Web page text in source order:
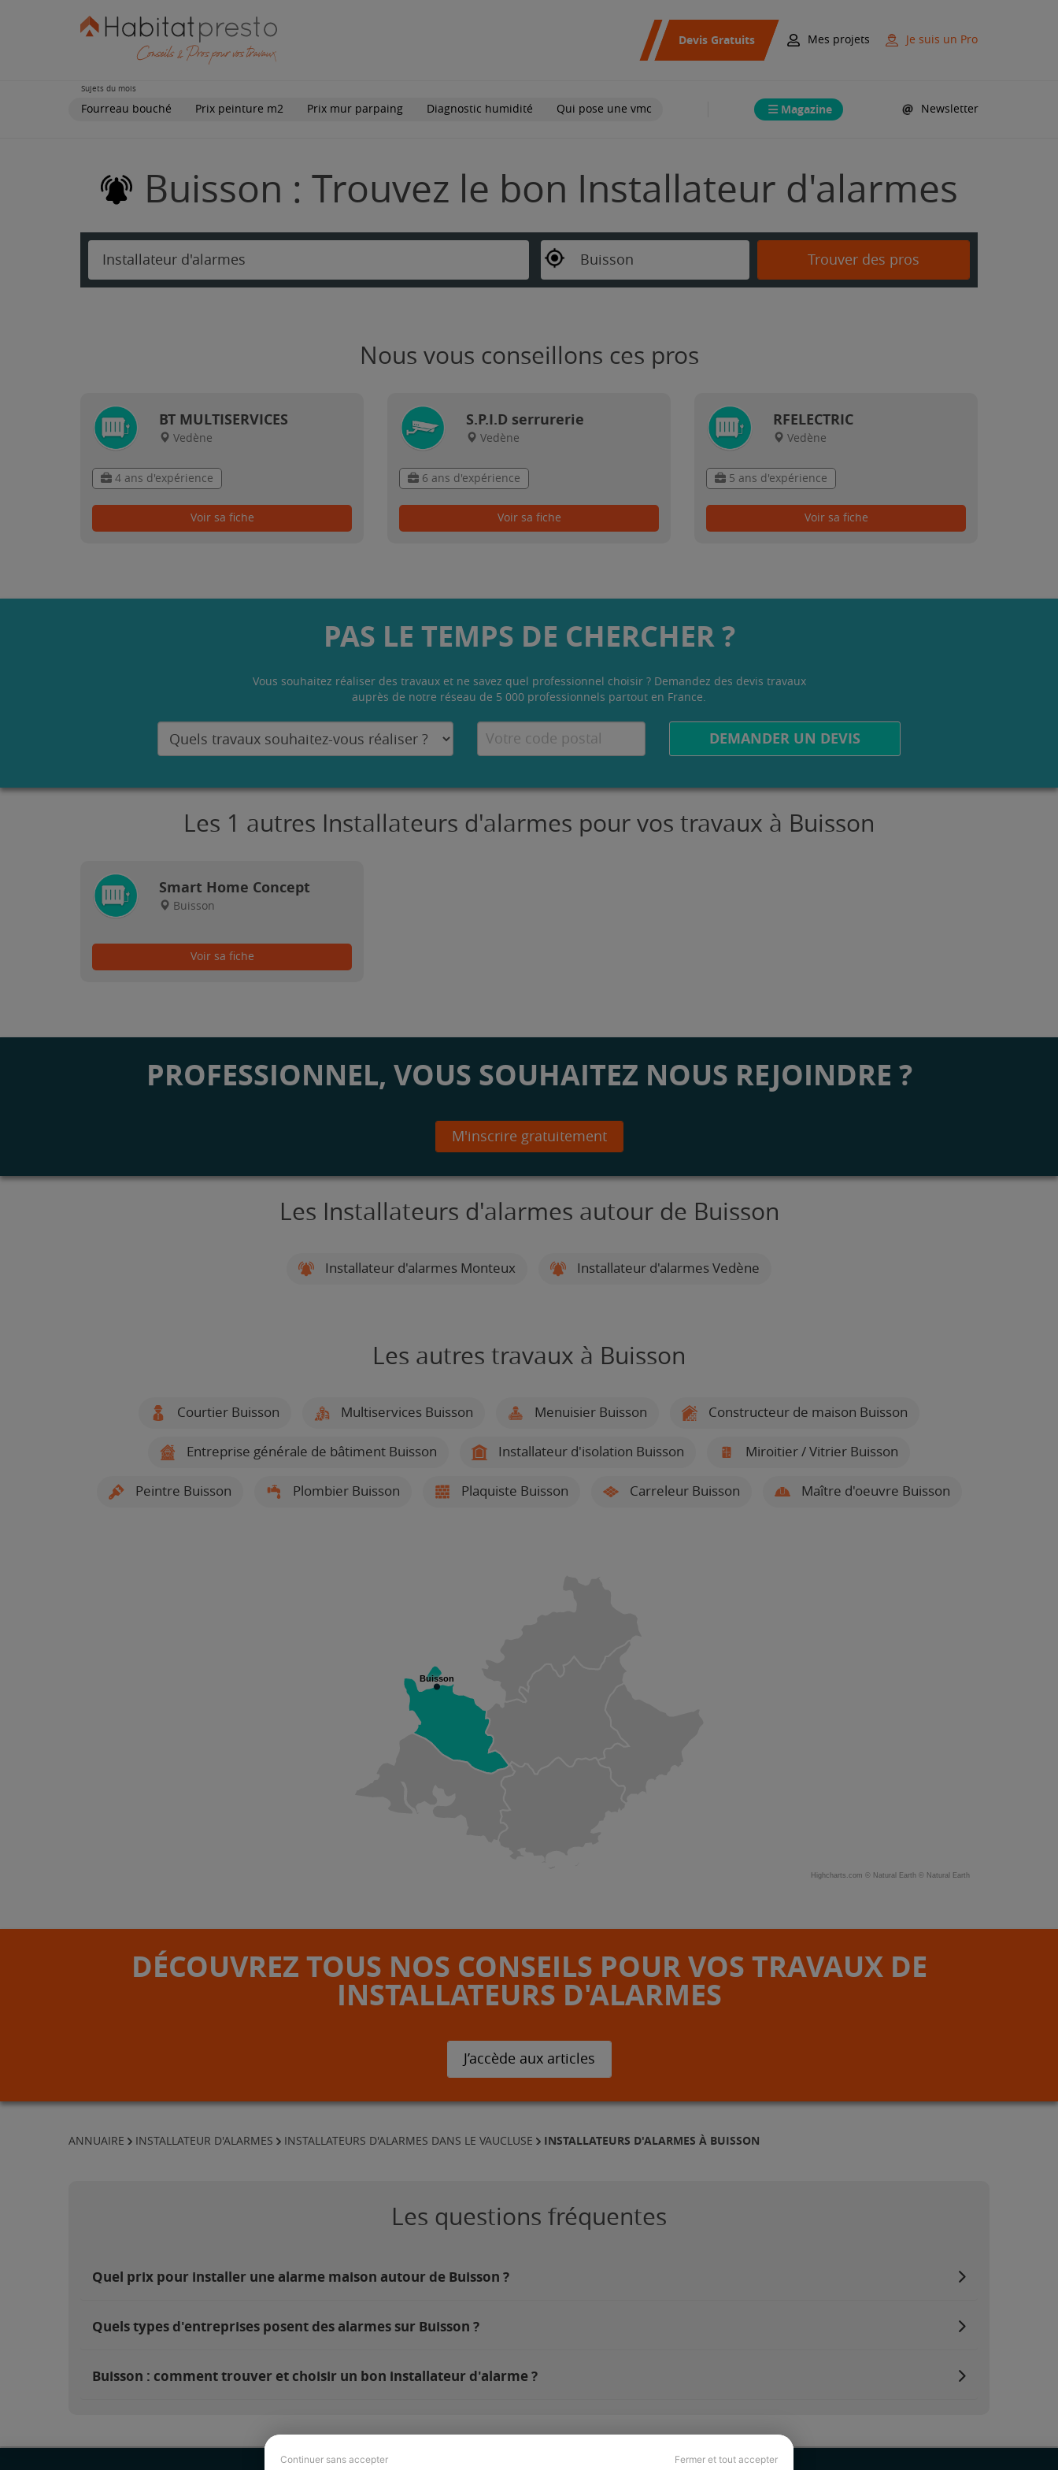
Continuer sans accepter Fermer et tout accepter
Devis Gratuits Mes projets Je suis un Pro
Sujets du mois
Fourreau bouché Prix peinture m2 Prix mur parpaing Diagnostic humidité Qui pose une vmc Magazine Newsletter
Buisson : Trouvez le bon Installateur d'alarmes
Installateur d'alarmes Buisson Trouver des pros
Nous vous conseillons ces pros
BT MULTISERVICES
Vedène
4 ans d'expérience
Voir sa fiche
S.P.I.D serrurerie
Vedène
6 ans d'expérience
Voir sa fiche
RFELECTRIC
Vedène
5 ans d'expérience
Voir sa fiche
PAS LE TEMPS DE CHERCHER ?
Vous souhaitez réaliser des travaux et ne savez quel professionnel choisir ? Demandez des devis travaux
auprès de notre réseau de 5 000 professionnels partout en France.
DEMANDER UN DEVIS
Les 1 autres Installateurs d'alarmes pour vos travaux à Buisson
Smart Home Concept
Buisson
Voir sa fiche
PROFESSIONNEL, VOUS SOUHAITEZ NOUS REJOINDRE ?
M'inscrire gratuitement
Les Installateurs d'alarmes autour de Buisson
Installateur d'alarmes Monteux Installateur d'alarmes Vedène
Les autres travaux à Buisson
Courtier Buisson Multiservices Buisson Menuisier Buisson Constructeur de maison Buisson
Entreprise générale de bâtiment Buisson Installateur d'isolation Buisson Miroitier / Vitrier Buisson
Peintre Buisson Plombier Buisson Plaquiste Buisson Carreleur Buisson Maître d'oeuvre Buisson
Buisson
Highcharts.com © Natural Earth © Natural Earth
DÉCOUVREZ TOUS NOS CONSEILS POUR VOS TRAVAUX DE
INSTALLATEURS D'ALARMES
J’accède aux articles
ANNUAIRE INSTALLATEUR D'ALARMES INSTALLATEURS D'ALARMES DANS LE VAUCLUSE INSTALLATEURS D'ALARMES À BUISSON
Les questions fréquentes
Quel prix pour installer une alarme maison autour de Buisson ?
Quels types d'entreprises posent des alarmes sur Buisson ?
Buisson : comment trouver et choisir un bon installateur d'alarme ?